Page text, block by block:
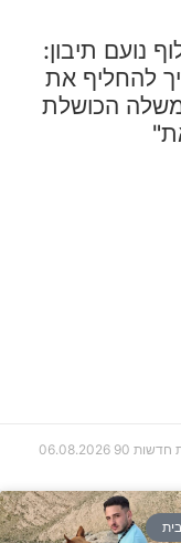
נועם תיבון:
להחליף את
הכושלת
90
06.08.2026